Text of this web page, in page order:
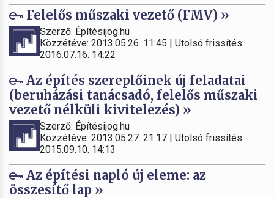
Felelős műszaki vezető (FMV) »
Szerző: Építésijog.hu
Közzétéve: 2013.05.26. 11:45 | Utolsó frissítés:
2016.07.16. 14:22
Az építés szereplőinek új feladatai
(beruházási tanácsadó, felelős műszaki
vezető nélküli kivitelezés) »
Szerző: Építésijog.hu
Közzétéve: 2013.05.27. 21:17 | Utolsó frissítés:
2015.09.10. 14:13
Az építési napló új eleme: az
összesítő lap »